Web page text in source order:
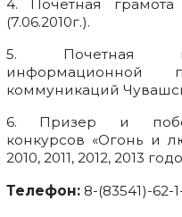
4. Почетная
(7.06.2010г.).
5. Почетная
информационной
коммуникаций
6. Призер и
конкурсов «Огонь и
2010, 2011, 2012, 2013
Телефон:8-(83541)-62-